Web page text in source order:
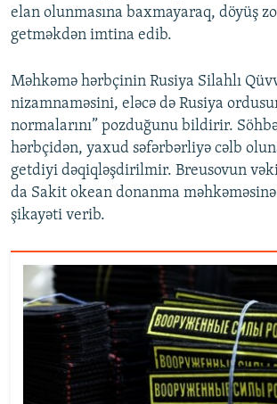
elan olunmasına baxmayaraq, döyüş
getməkdən imtina edib.
Məhkəmə hərbçinin Rusiya Silahlı
nizamnaməsini, eləcə də Rusiya
normalarını” pozduğunu bildirir.
hərbçidən, yaxud səfərbərliyə cəlb
getdiyi dəqiqləşdirilmir. Breusovun
da Sakit okean donanma
şikayəti verib.